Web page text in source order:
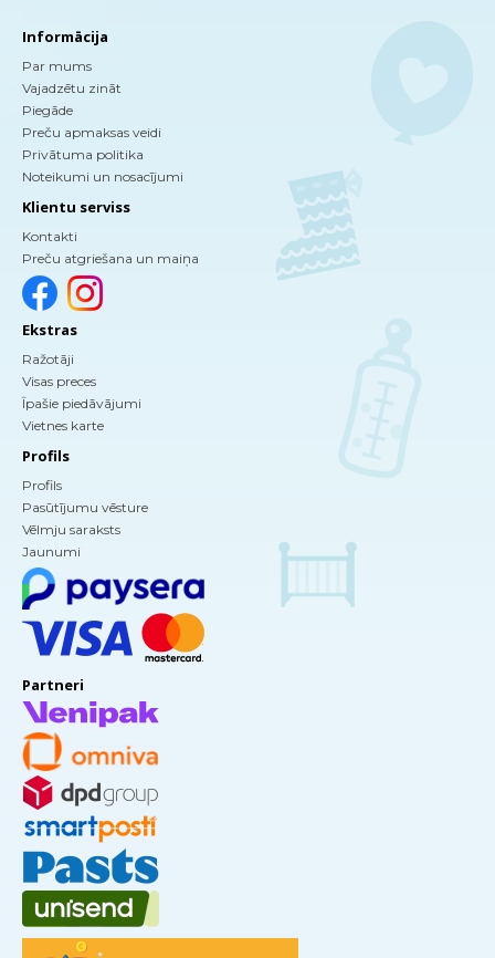
Informācija
Par mums
Vajadzētu zināt
Piegāde
Preču apmaksas veidi
Privātuma politika
Noteikumi un nosacījumi
Klientu serviss
Kontakti
Preču atgriešana un maiņa
Ekstras
Ražotāji
Visas preces
Īpašie piedāvājumi
Vietnes karte
Profils
Profils
Pasūtījumu vēsture
Vēlmju saraksts
Jaunumi
Partneri